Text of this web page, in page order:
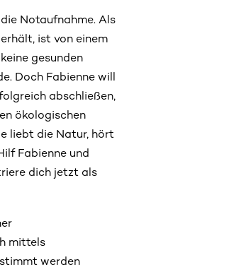
Notaufnahme. Als
ist von einem
gesunden
Doch Fabienne will
abschließen,
ökologischen
liebt die Natur, hört
Fabienne und
dich jetzt als
mittels
werden